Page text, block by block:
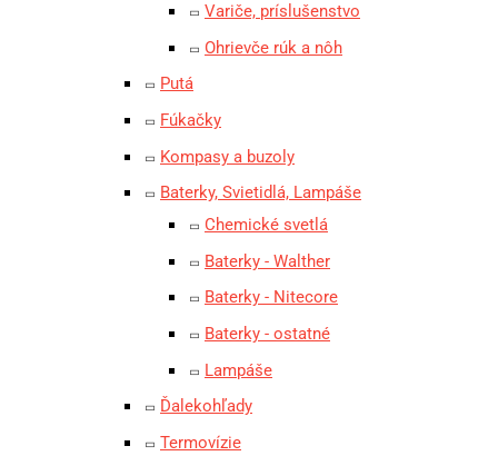
Variče, príslušenstvo
Ohrievče rúk a nôh
Putá
Fúkačky
Kompasy a buzoly
Baterky, Svietidlá, Lampáše
Chemické svetlá
Baterky - Walther
Baterky - Nitecore
Baterky - ostatné
Lampáše
Ďalekohľady
Termovízie